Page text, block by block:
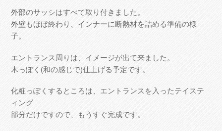
外部のサッシはすべて取り付きました。
外壁もほぼ終わり、インナーに断熱材を詰める準備の様
子。
エントランス周りは、イメージが出て来ました。
木っぽく(和の感じで)仕上げる予定です。
化粧っぽくするところは、エントランスを入ったテイステ
ィング
部分だけですので、もうすぐ完成です。